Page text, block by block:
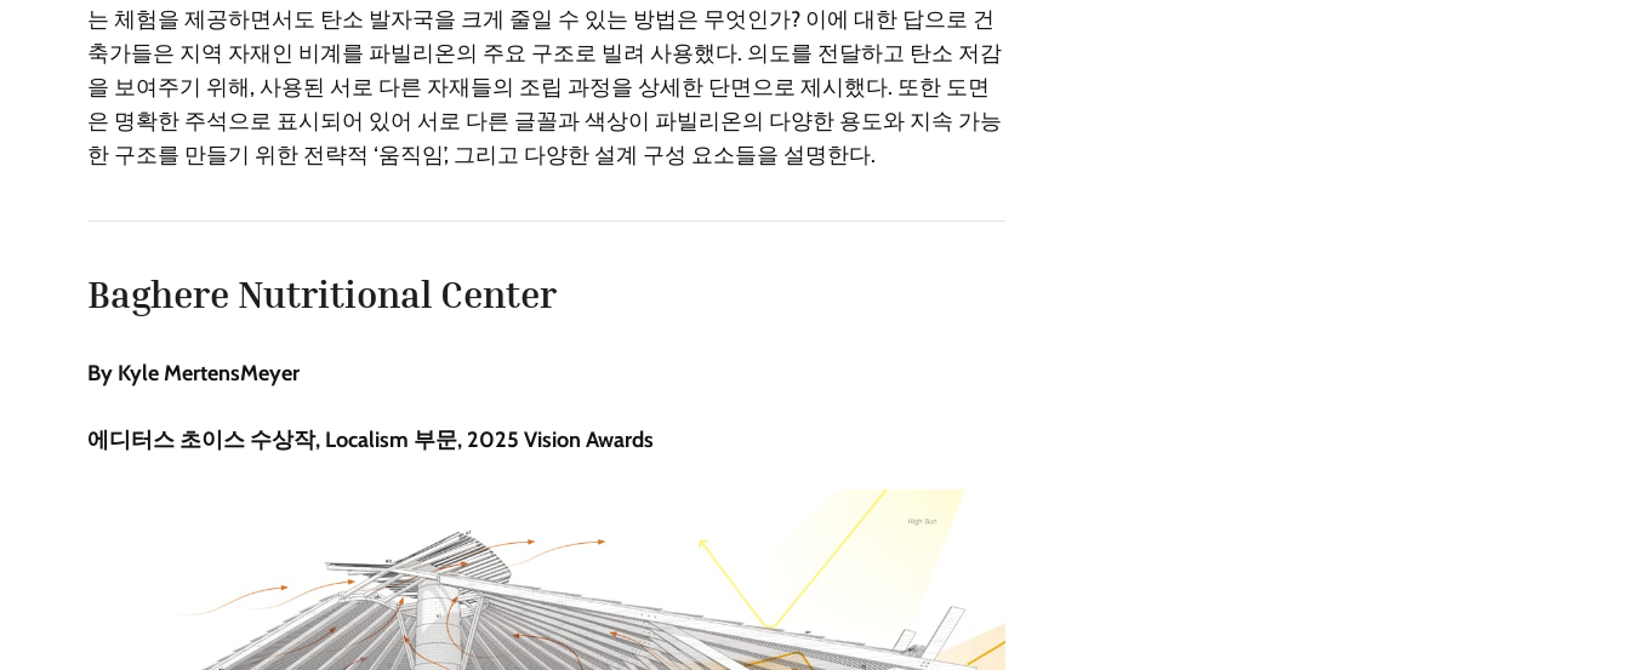
는 체험을 제공하면서도 탄소 발자국을 크게 줄일 수 있는 방법은 무엇인가? 이에 대한 답으로 건
축가들은 지역 자재인 비계를 파빌리온의 주요 구조로 빌려 사용했다. 의도를 전달하고 탄소 저감
을 보여주기 위해, 사용된 서로 다른 자재들의 조립 과정을 상세한 단면으로 제시했다. 또한 도면
은 명확한 주석으로 표시되어 있어 서로 다른 글꼴과 색상이 파빌리온의 다양한 용도와 지속 가능
한 구조를 만들기 위한 전략적 ‘움직임’, 그리고 다양한 설계 구성 요소들을 설명한다.
Baghere Nutritional Center
By Kyle MertensMeyer
에디터스 초이스 수상작, Localism 부문, 2025 Vision Awards